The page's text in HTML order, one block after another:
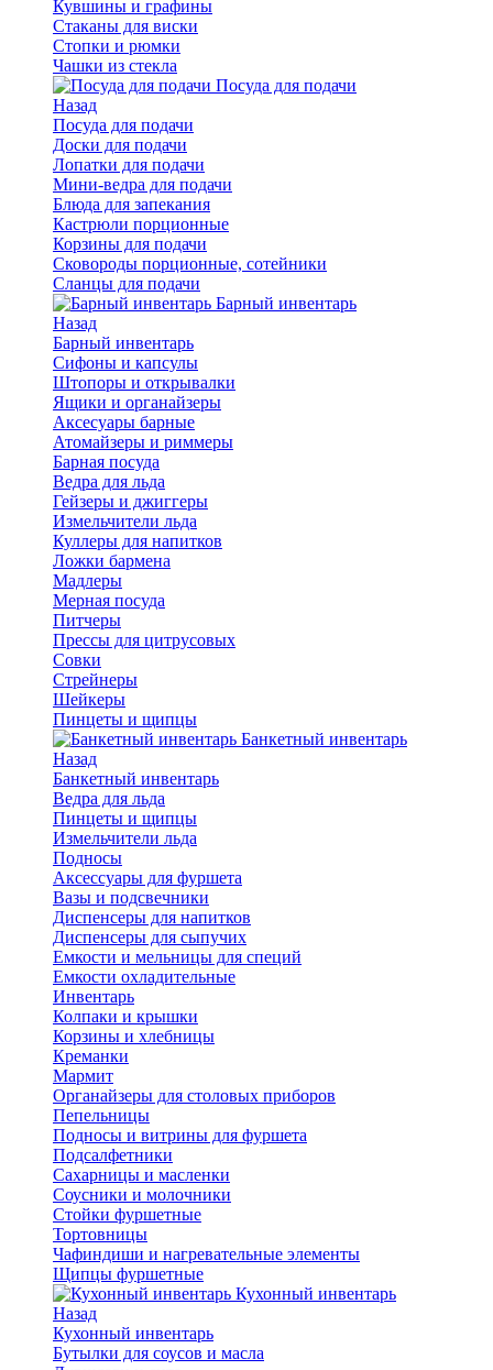
Кувшины и графины
Стаканы для виски
Стопки и рюмки
Чашки из стекла
Посуда для подачи
Назад
Посуда для подачи
Доски для подачи
Лопатки для подачи
Мини-ведра для подачи
Блюда для запекания
Кастрюли порционные
Корзины для подачи
Сковороды порционные, сотейники
Сланцы для подачи
Барный инвентарь
Назад
Барный инвентарь
Сифоны и капсулы
Штопоры и открывалки
Ящики и органайзеры
Аксесуары барные
Атомайзеры и риммеры
Барная посуда
Ведра для льда
Гейзеры и джиггеры
Измельчители льда
Куллеры для напитков
Ложки бармена
Мадлеры
Мерная посуда
Питчеры
Прессы для цитрусовых
Совки
Стрейнеры
Шейкеры
Пинцеты и щипцы
Банкетный инвентарь
Назад
Банкетный инвентарь
Ведра для льда
Пинцеты и щипцы
Измельчители льда
Подносы
Аксессуары для фуршета
Вазы и подсвечники
Диспенсеры для напитков
Диспенсеры для сыпучих
Емкости и мельницы для специй
Емкости охладительные
Инвентарь
Колпаки и крышки
Корзины и хлебницы
Креманки
Мармит
Органайзеры для столовых приборов
Пепельницы
Подносы и витрины для фуршета
Подсалфетники
Сахарницы и масленки
Соусники и молочники
Стойки фуршетные
Тортовницы
Чафиндиши и нагревательные элементы
Щипцы фуршетные
Кухонный инвентарь
Назад
Кухонный инвентарь
Бутылки для соусов и масла